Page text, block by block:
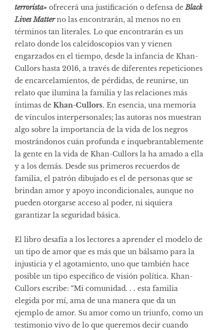
terrorista» ofrecerá una justificación o defensa de Black
Lives Matterno las encontrarán, al menos no en
términos tan literales. Lo que encontrarán es un
relato donde los caleidoscopios van y vienen
engarzados en el tiempo, desde la infancia de Khan-
Cullors hasta 2016, a través de diferentes repeticiones
de encarcelamientos, de pérdidas, de reunirse, un
relato que ilumina la familia y las relaciones más
íntimas de Khan-Cullors. En esencia, una memoria
de vínculos interpersonales; las autoras nos muestran
algo sobre la importancia de la vida de los negros
mostrándonos cuán profunda e inquebrantablemente
la gente en la vida de Khan-Cullors la ha amado a ella
y a los demás. Desde sus primeros recuerdos de
familia, el patrón dibujado es el de personas que se
brindan amor y apoyo incondicionales, aunque no
pueden otorgarse acceso al poder, ni siquiera
garantizar la seguridad básica.
El libro desafía a los lectores a aprender el modelo de
un tipo de amor que es más que un bálsamo para la
injusticia y el agotamiento, uno que también hace
posible un tipo específico de visión política. Khan-
Cullors escribe: “Mi comunidad. . . esta familia
elegida por mí, ama de una manera que da un
ejemplo de amor. Su amor como un triunfo, como un
testimonio vivo de lo que queremos decir cuando